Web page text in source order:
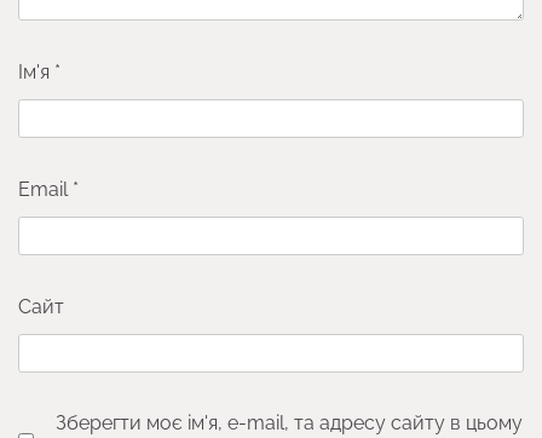
Ім'я *
Email *
Сайт
Зберегти моє ім'я, e-mail, та адресу сайту в цьому